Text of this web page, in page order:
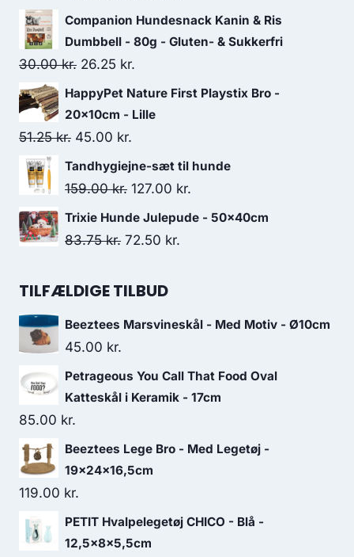
oprindelige
pris
var:
40.00 kr..
aktuelle
pris
36.25 kr..
Companion Hundesnack Kanin & Ris
Dumbbell - 80g - Gluten- & Sukkerfri
30.00kr. Den
oprindelige
pris
var:
30.00 kr..
26.25 kr.
aktuelle
pris
26.25 kr..
HappyPet Nature First Playstix Bro -
20x10cm - Lille
51.25kr. Den
oprindelige
pris
51.25 kr..
45.00 kr.
aktuelle
pris
45.00 kr..
Tandhygiejne-sæt til hunde
159.00kr. Den
oprindelige
pris
159.00 kr..
127.00 kr.
aktuelle
Trixie Hunde Julepude - 50x40cm
83.75kr. Den
pris
83.75 kr..
72.50 kr.
72.50 kr..
TILFÆLDIGE TILBUD
Beeztees Marsvineskål - Med Motiv - Ø10cm
45.00 kr.
Petrageous You Call That Food Oval
Katteskål i Keramik - 17cm
85.00 kr.
Beeztees Lege Bro - Med Legetøj -
19x24x16,5cm
119.00 kr.
PETIT Hvalpelegetøj CHICO - Blå -
12,5x8x5,5cm